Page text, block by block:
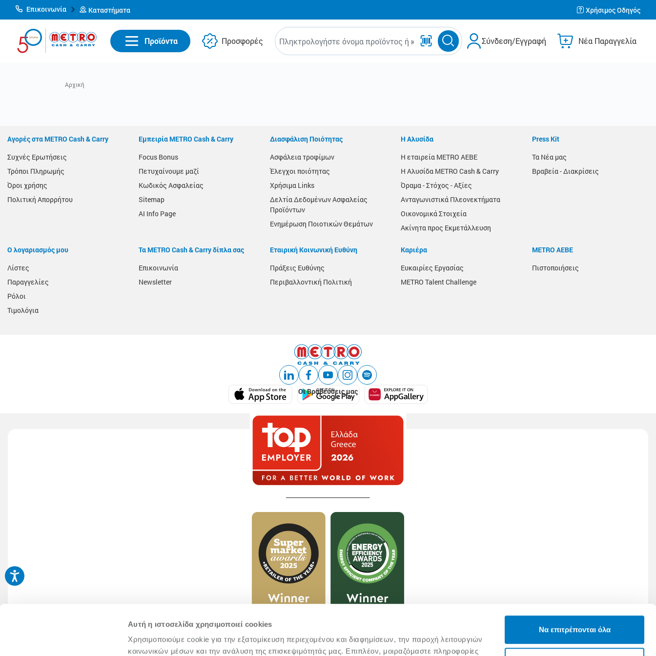
Αυτή η ιστοσελίδα χρησιμοποιεί cookies
Χρησιμοποιούμε cookie για την εξατομίκευση περιεχομένου και διαφημίσεων, την παροχή λειτουργιών
κοινωνικών μέσων και την ανάλυση της επισκεψιμότητάς μας. Επιπλέον, μοιραζόμαστε πληροφορίες
Να επιτρέπονται όλα
Επικοινωνία Καταστήματα Χρήσιμος Οδηγός
Προϊόντα Προσφορές Σύνδεση/Εγγραφή Νέα Παραγγελία
Αγορές στα METRO Cash & Carry
Συχνές Ερωτήσεις
Τρόποι Πληρωμής
Όροι χρήσης
Πολιτική Απορρήτου
Εμπειρία METRO Cash & Carry
Focus Bonus
Πετυχαίνουμε μαζί
Κωδικός Ασφαλείας
Sitemap
AI Info Page
Διασφάλιση Ποιότητας
Ασφάλεια τροφίμων
Έλεγχοι ποιότητας
Χρήσιμα Links
Δελτία Δεδομένων Ασφαλείας
Προϊόντων
Ενημέρωση Ποιοτικών Θεμάτων
Η Αλυσίδα
Η εταιρεία METRO AEBE
Η Αλυσίδα METRO Cash & Carry
Όραμα - Στόχος - Αξίες
Ανταγωνιστικά Πλεονεκτήματα
Οικονομικά Στοιχεία
Ακίνητα προς Εκμετάλλευση
Press Kit
Τα Νέα μας
Βραβεία - Διακρίσεις
Ο λογαριασμός μου
Λίστες
Παραγγελίες
Ρόλοι
Τιμολόγια
Τα METRO Cash & Carry δίπλα σας
Επικοινωνία
Newsletter
Εταιρική Κοινωνική Ευθύνη
Πράξεις Ευθύνης
Περιβαλλοντική Πολιτική
Καριέρα
Ευκαιρίες Εργασίας
METRO Talent Challenge
METRO ΑΕΒΕ
Πιστοποιήσεις
Οι Βραβεύσεις μας